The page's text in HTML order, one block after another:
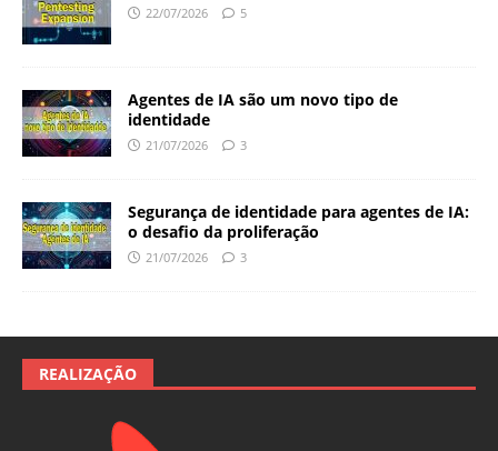
22/07/2026 5
Agentes de IA são um novo tipo de
identidade
21/07/2026 3
Segurança de identidade para agentes de IA:
o desafio da proliferação
21/07/2026 3
REALIZAÇÃO